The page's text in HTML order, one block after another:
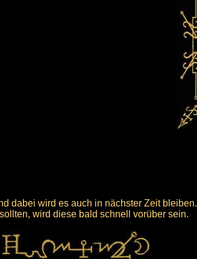
dabei wird es auch in nächster Zeit bleiben.
wird diese bald schnell vorüber sein.